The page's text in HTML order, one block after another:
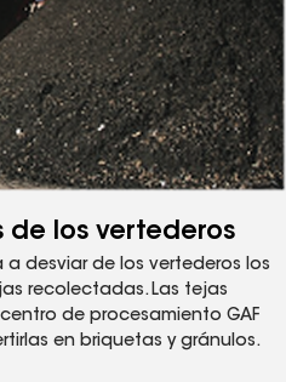
de los vertederos
desviar de los vertederos los
recolectadas. Las tejas
de procesamiento GAF
en briquetas y gránulos.